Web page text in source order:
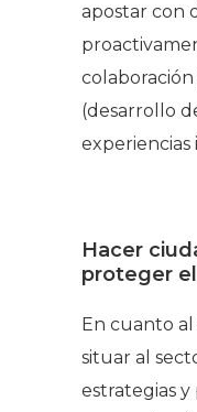
apostar con
(desarrollo
experiencias
Hacer
proteger
En cuanto
situar al
estrategias